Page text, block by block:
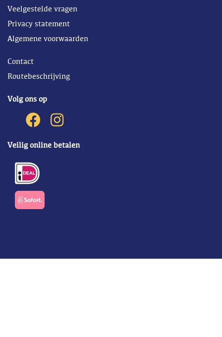
Veelgestelde vragen
Privacy statement
Algemene voorwaarden
Contact
Routebeschrijving
Volg ons op
Veilig online betalen